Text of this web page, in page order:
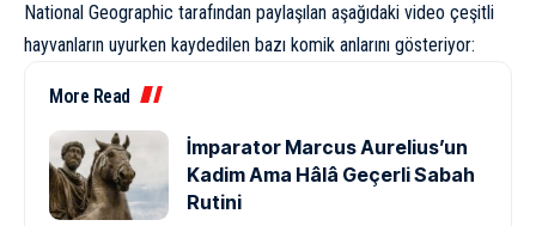
National Geographic tarafından paylaşılan aşağıdaki video çeşitli
hayvanların uyurken kaydedilen bazı komik anlarını gösteriyor:
More Read
İmparator Marcus Aurelius’un
Kadim Ama Hâlâ Geçerli Sabah
Rutini